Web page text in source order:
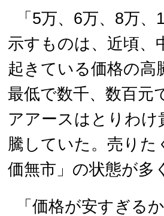
「5万、6万、8万
示すものは、近頃、
起きている価格の高
最低で数千、数百元
アアースはとりわけ
騰していた。売り
価無市」の状態が多
「価格が安すぎる